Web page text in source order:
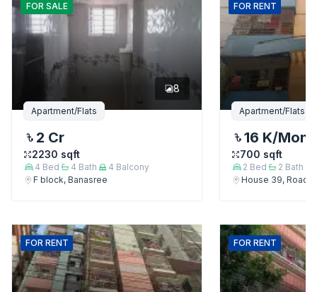
FOR SALE
8
Apartment/Flats
2 Cr
2230 sqft
4 Bed 4 Bath 4 Balcony
F block, Banasree
FOR RENT
Apartment/Flats
16 K/
700 sqft
2 Bed 2 Bath
House 39, Road
FOR RENT FOR RENT